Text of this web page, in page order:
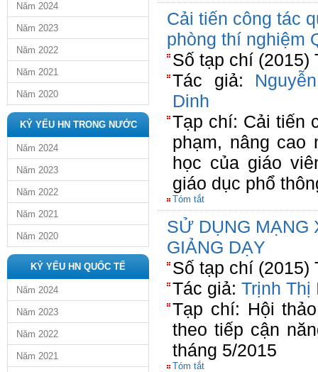
Năm 2024
Năm 2023
Năm 2022
Năm 2021
Năm 2020
KỶ YẾU HN TRONG NƯỚC
Năm 2024
Năm 2023
Năm 2022
Năm 2021
Năm 2020
KỶ YẾU HN QUỐC TẾ
Năm 2024
Năm 2023
Năm 2022
Năm 2021
Cải tiến công tác
phòng thí nghiệm
Số tạp chí (2015)
Tác giả:
Dinh
Tạp chí: Cải tiến
phạm, nâng cao
học của giáo
giáo dục phổ
Tóm tắt
SỬ DỤNG MẠNG
GIẢNG DẠY
Số tạp chí (2015)
Tác giả: Trịnh Thị
Tạp chí: Hội
theo tiếp cận
tháng 5/2015
Tóm tắt